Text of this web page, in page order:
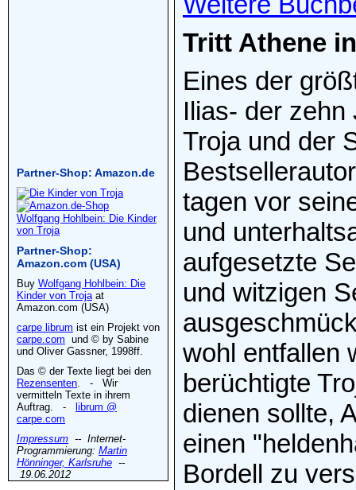
Tritt Athene
Eines der
Ilias- der zehn
Troja und der
tagen vor
und
aufgesetzte
und witzigen
wohl entfallen
berüchtigte
dienen sollte,
einen
Bordell zu
Partner-Shop: Amazon.de
Wolfgang Hohlbein: Die Kinder
von Troja
Partner-Shop:
Amazon.com (USA)
Buy Wolfgang Hohlbein: Die
Kinder von Trojaat
Amazon.com (USA)
carpe librum ist ein Projekt von
carpe.com und © by Sabine
und Oliver Gassner, 1998ff.
Das © der Texte liegt bei den
Rezensenten. - Wir
vermitteln Texte in ihrem
Auftrag. -
librum @
carpe.com
Impressum -- Internet-
Programmierung: Martin
Hönninger, Karlsruhe --
19.06.2012